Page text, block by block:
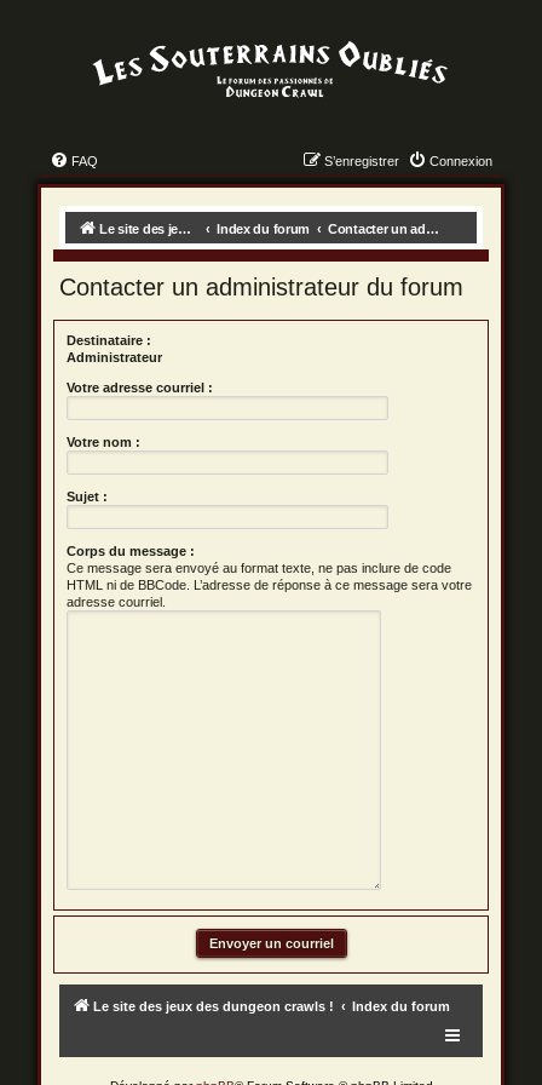
FAQ Connexion
S’enregistrer
Le site des jeux des dungeon crawls ! Index du forum Contacter un administrateur du forum
Contacter un administrateur du forum
Destinataire :
Administrateur
Votre adresse courriel :
Votre nom :
Sujet :
Corps du message :
Ce message sera envoyé au format texte, ne pas inclure de code
HTML ni de BBCode. L’adresse de réponse à ce message sera votre
adresse courriel.
Le site des jeux des dungeon crawls ! Index du forum